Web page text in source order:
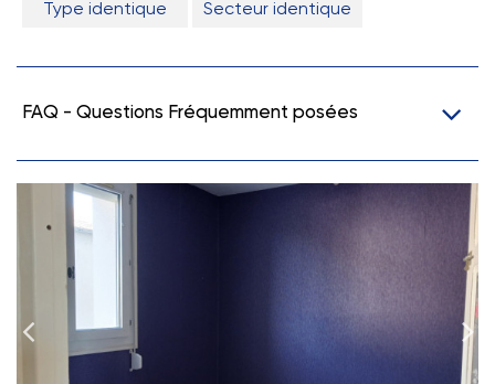
Type identique Secteur identique
FAQ - Questions Fréquemment posées